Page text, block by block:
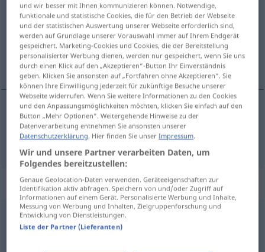
Übersicht aller Übersetzungen
(Für mehr Details die Übersetzung anklicken/antippen)
obojiti
obojiti ausmalenZimmer
Synonyme für "ausmalen"
erläutern,ausrollen,wiedergeben
und wir besser mit Ihnen kommunizieren können. Notwendige,
funktionale und statistische Cookies, die für den Betrieb der Webseite
und der statistischen Auswertung unserer Webseite erforderlich sind,
werden auf Grundlage unserer Vorauswahl immer auf Ihrem Endgerät
gespeichert. Marketing-Cookies und Cookies, die der Bereitstellung
personalisierter Werbung dienen, werden nur gespeichert, wenn Sie uns
durch einen Klick auf den „Akzeptieren“-Button Ihr Einverständnis
geben. Klicken Sie ansonsten auf „Fortfahren ohne Akzeptieren“. Sie
können Ihre Einwilligung jederzeit für zukünftige Besuche unserer
Webseite widerrufen. Wenn Sie weitere Informationen zu den Cookies
und den Anpassungsmöglichkeiten möchten, klicken Sie einfach auf den
Button „Mehr Optionen“. Weitergehende Hinweise zu der
Datenverarbeitung entnehmen Sie ansonsten unserer
Datenschutzerklärung . Hier finden Sie unserImpressum
Wir und unsere Partner verarbeiten Daten, um
Folgendes bereitzustellen:
Genaue Geolocation-Daten verwenden. Geräteeigenschaften zur
Identifikation aktiv abfragen. Speichern von und/oder Zugriff auf
Informationen auf einem Gerät. Personalisierte Werbung und Inhalte,
Messung von Werbung und Inhalten, Zielgruppenforschung und
Entwicklung von Dienstleistungen.
Liste der Partner (Lieferanten)